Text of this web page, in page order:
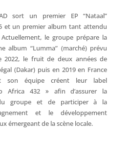
sort un premier EP “Nataal”
et un premier album tant attendu
Actuellement, le groupe prépare la
album “Lumma” (marché) prévu
2022, le fruit de deux années de
(Dakar) puis en 2019 en France
son équipe créent leur label
Africa 432 » afin d’assurer la
groupe et de participer à la
et le développement
émergeant de la scène locale.